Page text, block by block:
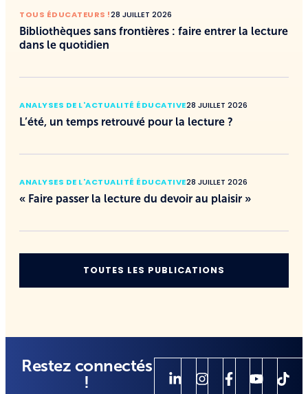
TOUS ÉDUCATEURS !28 JUILLET 2026
Bibliothèques sans frontières : faire entrer la lecture
dans le quotidien
ANALYSES DE L'ACTUALITÉ ÉDUCATIVE28 JUILLET 2026
L’été, un temps retrouvé pour la lecture ?
ANALYSES DE L'ACTUALITÉ ÉDUCATIVE28 JUILLET 2026
« Faire passer la lecture du devoir au plaisir »
TOUTES LES PUBLICATIONS
Restez connectés
!